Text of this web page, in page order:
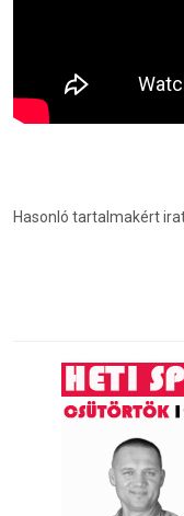
Hasonló tartalmakért